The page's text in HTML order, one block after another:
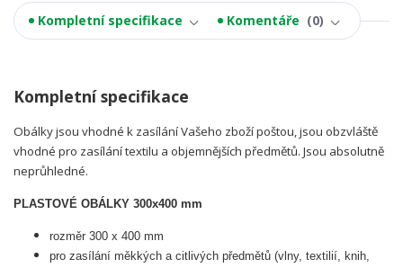
Kompletní specifikace Komentáře 0
Kompletní specifikace
Obálky jsou vhodné k zasílání Vašeho zboží poštou, jsou obzvláště
vhodné pro zasílání textilu a objemnějších předmětů. Jsou absolutně
neprůhledné.
PLASTOVÉ OBÁLKY 300x400 mm
rozměr 300 x 400 mm
pro zasílání měkkých a citlivých předmětů (vlny, textilií, knih,